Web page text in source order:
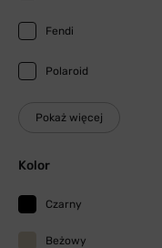
Fendi
Polaroid
Pokaż więcej
Kolor
Czarny
Beżowy